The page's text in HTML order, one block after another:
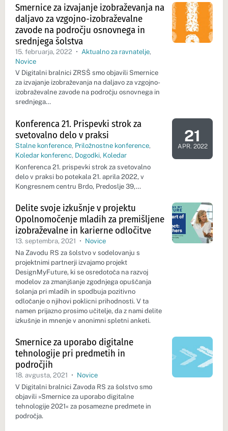
Smernice za izvajanje izobraževanja na
daljavo za vzgojno-izobraževalne
zavode na področju osnovnega in
srednjega šolstva
15. februarja, 2022 • Aktualno za ravnatelje,
Novice
V Digitalni bralnici ZRSŠ smo objavili Smernice
za izvajanje izobraževanja na daljavo za vzgojno-
izobraževalne zavode na področju osnovnega in
srednjega…
Konferenca 21. Prispevki strok za
svetovalno delo v praksi
Stalne konference, Priložnostne konference,
Koledar konferenc, Dogodki, Koledar
Konferenca 21. prispevki strok za svetovalno
delo v praksi bo potekala 21. aprila 2022, v
Kongresnem centru Brdo, Predoslje 39,…
21
APR. 2022
Dan
Delite svoje izkušnje v projektu
Opolnomočenje mladih za premišljene
izobraževalne in karierne odločitve
13. septembra, 2021 • Novice
Na Zavodu RS za šolstvo v sodelovanju s
projektnimi partnerji izvajamo projekt
DesignMyFuture, ki se osredotoča na razvoj
modelov za zmanjšanje zgodnjega opuščanja
šolanja pri mladih in spodbuja pozitivno
odločanje o njihovi poklicni prihodnosti. V ta
namen prijazno prosimo učitelje, da z nami delite
izkušnje in mnenje v anonimni spletni anketi.
Smernice za uporabo digitalne
tehnologije pri predmetih in
področjih
18. avgusta, 2021 • Novice
V Digitalni bralnici Zavoda RS za šolstvo smo
objavili »Smernice za uporabo digitalne
tehnologije 2021« za posamezne predmete in
področja.